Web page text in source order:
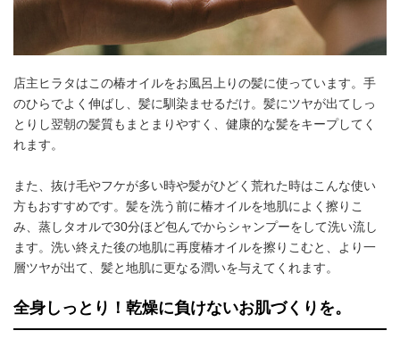
店主ヒラタはこの椿オイルをお風呂上りの髪に使っています。手
のひらでよく伸ばし、髪に馴染ませるだけ。髪にツヤが出てしっ
とりし翌朝の髪質もまとまりやすく、健康的な髪をキープしてく
れます。
また、抜け毛やフケが多い時や髪がひどく荒れた時はこんな使い
方もおすすめです。髪を洗う前に椿オイルを地肌によく擦りこ
み、蒸しタオルで30分ほど包んでからシャンプーをして洗い流し
ます。洗い終えた後の地肌に再度椿オイルを擦りこむと、より一
層ツヤが出て、髪と地肌に更なる潤いを与えてくれます。
全身しっとり！乾燥に負けないお肌づくりを。